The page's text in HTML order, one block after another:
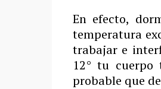
En efecto,
temperatura
trabajar e
12° tu cuerpo
probable que